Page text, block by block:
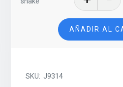
AÑADIR AL
SKU:J9314